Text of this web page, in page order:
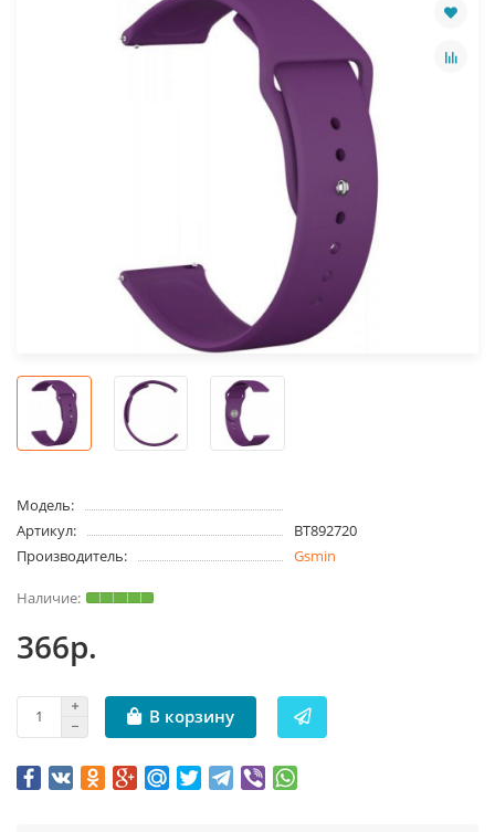
Модель:
Артикул:
BT892720
Производитель:
Gsmin
366р.
В корзину